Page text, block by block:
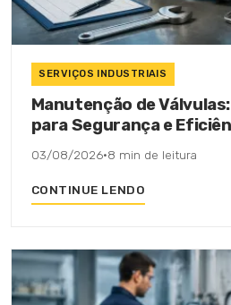
SERVIÇOS INDUSTRIAIS
Manutenção de
para Segurança e
03/08/2026·8 min de leitura
CONTINUE LENDO